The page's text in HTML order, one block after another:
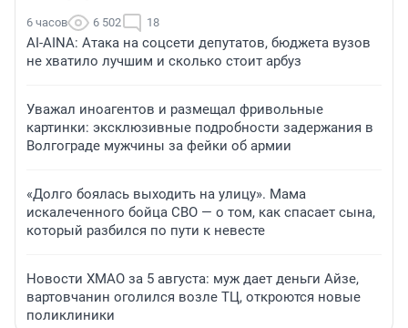
6 часов 6 502 18
AI-AINA: Атака на соцсети депутатов, бюджета вузов
не хватило лучшим и сколько стоит арбуз
Уважал иноагентов и размещал фривольные
картинки: эксклюзивные подробности задержания в
Волгограде мужчины за фейки об армии
«Долго боялась выходить на улицу». Мама
искалеченного бойца СВО — о том, как спасает сына,
который разбился по пути к невесте
Новости ХМАО за 5 августа: муж дает деньги Айзе,
вартовчанин оголился возле ТЦ, откроются новые
поликлиники